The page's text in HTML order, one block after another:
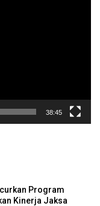
38:45
Program
Kinerja Jaksa